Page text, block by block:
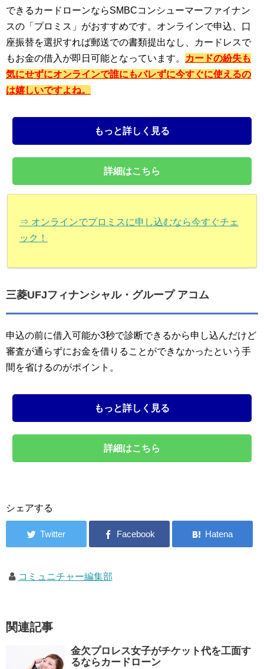
できるカードローンならSMBCコンシューマーファイナン
スの「プロミス」がおすすめです。オンラインで申込、口
座振替を選択すれば郵送での書類提出なし、カードレスで
もお金の借入が即日可能となっています。 カードの紛失も
気にせずにオンラインで誰にもバレずに今すぐに使えるの
は嬉しいですよね。
もっと詳しく見る
詳細はこちら
⇒ オンラインでプロミスに申し込むなら今すぐチェ
ック！
三菱UFJフィナンシャル・グループ アコム
申込の前に借入可能か3秒で診断できるから申し込んだけど
審査が通らずにお金を借りることができなかったという手
間を省けるのがポイント。
もっと詳しく見る
詳細はこちら
シェアする
コミュニチャー編集部
関連記事
金欠プロレス女子がチケット代を工面す
るならカードローン